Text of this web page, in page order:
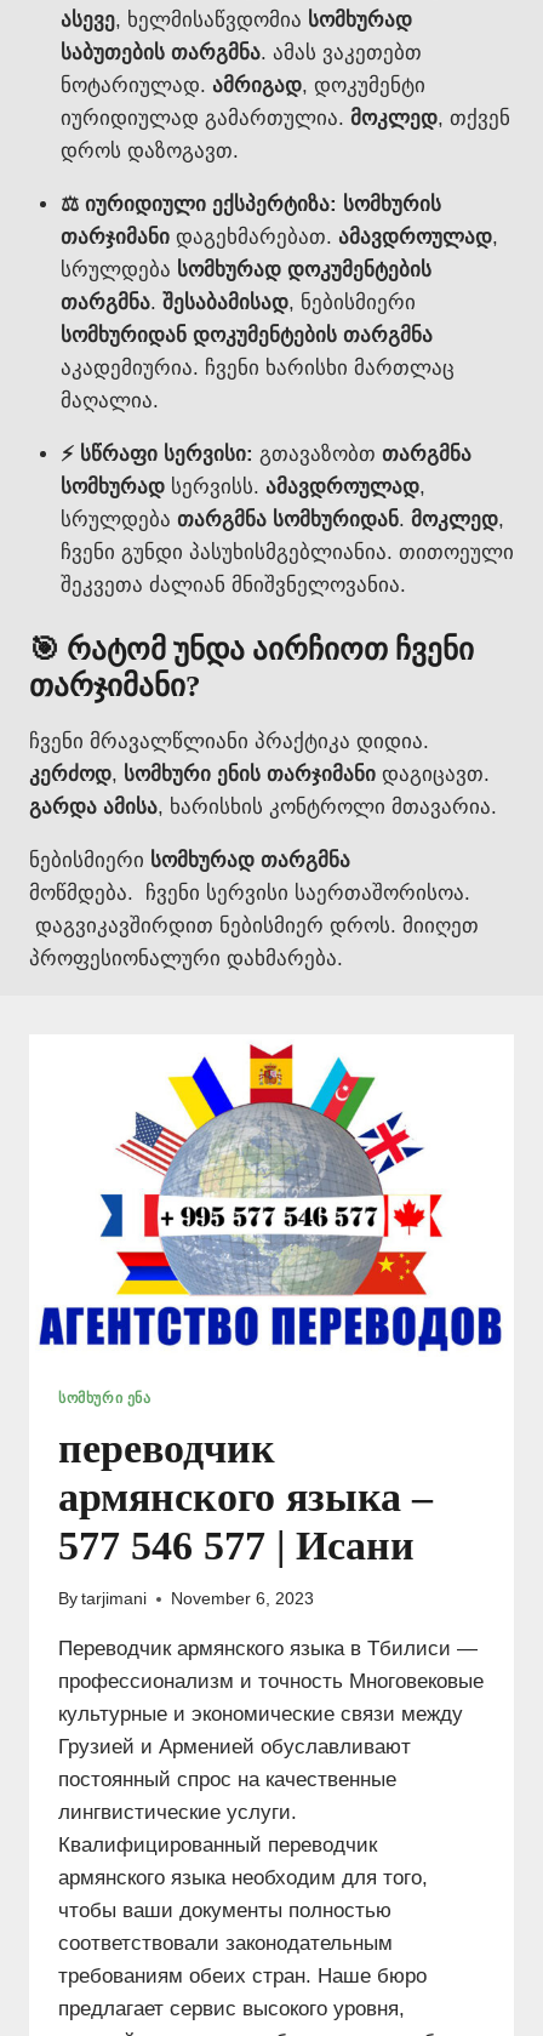
ასევე, ხელმისაწვდომია სომხურად
საბუთების თარგმნა. ამას ვაკეთებთ
ნოტარიულად. ამრიგად, დოკუმენტი
იურიდიულად გამართულია. მოკლედ, თქვენ
დროს დაზოგავთ.
⚖️ იურიდიული ექსპერტიზა: სომხურის
თარჯიმანიდაგეხმარებათ. ამავდროულად,
სრულდება სომხურად დოკუმენტების
თარგმნა. შესაბამისად, ნებისმიერი
სომხურიდან დოკუმენტების თარგმნა
აკადემიურია. ჩვენი ხარისხი მართლაც
მაღალია.
⚡ სწრაფი სერვისი: გთავაზობთ თარგმნა
სომხურადსერვისს. ამავდროულად,
სრულდება თარგმნა სომხურიდან. მოკლედ,
ჩვენი გუნდი პასუხისმგებლიანია. თითოეული
შეკვეთა ძალიან მნიშვნელოვანია.
🎯 რატომ უნდა აირჩიოთ ჩვენი
თარჯიმანი?
ჩვენი მრავალწლიანი პრაქტიკა დიდია.
კერძოდ, სომხური ენის თარჯიმანი დაგიცავთ.
გარდა ამისა, ხარისხის კონტროლი მთავარია.
ნებისმიერი სომხურად თარგმნა
მოწმდება.
ჩვენი სერვისი საერთაშორისოა.
დაგვიკავშირდით ნებისმიერ დროს. მიიღეთ
პროფესიონალური დახმარება.
ᲡᲝᲛᲮᲣᲠᲘ ᲔᲜᲐ
переводчик
армянского языка –
577 546 577 | Исани
By tarjimani November 6, 2023
Переводчик армянского языка в Тбилиси —
профессионализм и точность Многовековые
культурные и экономические связи между
Грузией и Арменией обуславливают
постоянный спрос на качественные
лингвистические услуги.
Квалифицированный переводчик
армянского языка необходим для того,
чтобы ваши документы полностью
соответствовали законодательным
требованиям обеих стран. Наше бюро
предлагает сервис высокого уровня,